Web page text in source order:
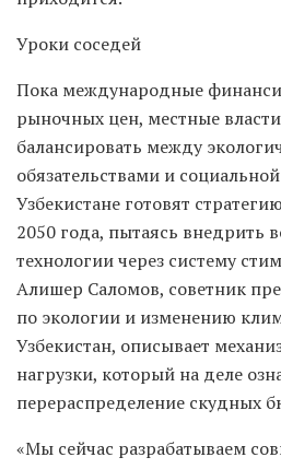
Уроки соседей
Пока международные
рыночных цен, местные
балансировать между
обязательствами и
Узбекистане готовят
2050 года, пытаясь внедрить
технологии через систему
Алишер Саломов, советник
по экологии и изменению
Узбекистан, описывает
нагрузки, который на деле
перераспределение скудных
«Мы сейчас разрабатываем